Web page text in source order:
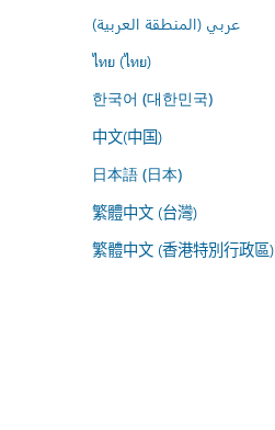
عربي (المنطقة العربية)
ไทย (ไทย)
한국어 (대한민국)
中文(中国)
日本語 (日本)
繁體中文 (台灣)
繁體中文 (香港特別行政區)